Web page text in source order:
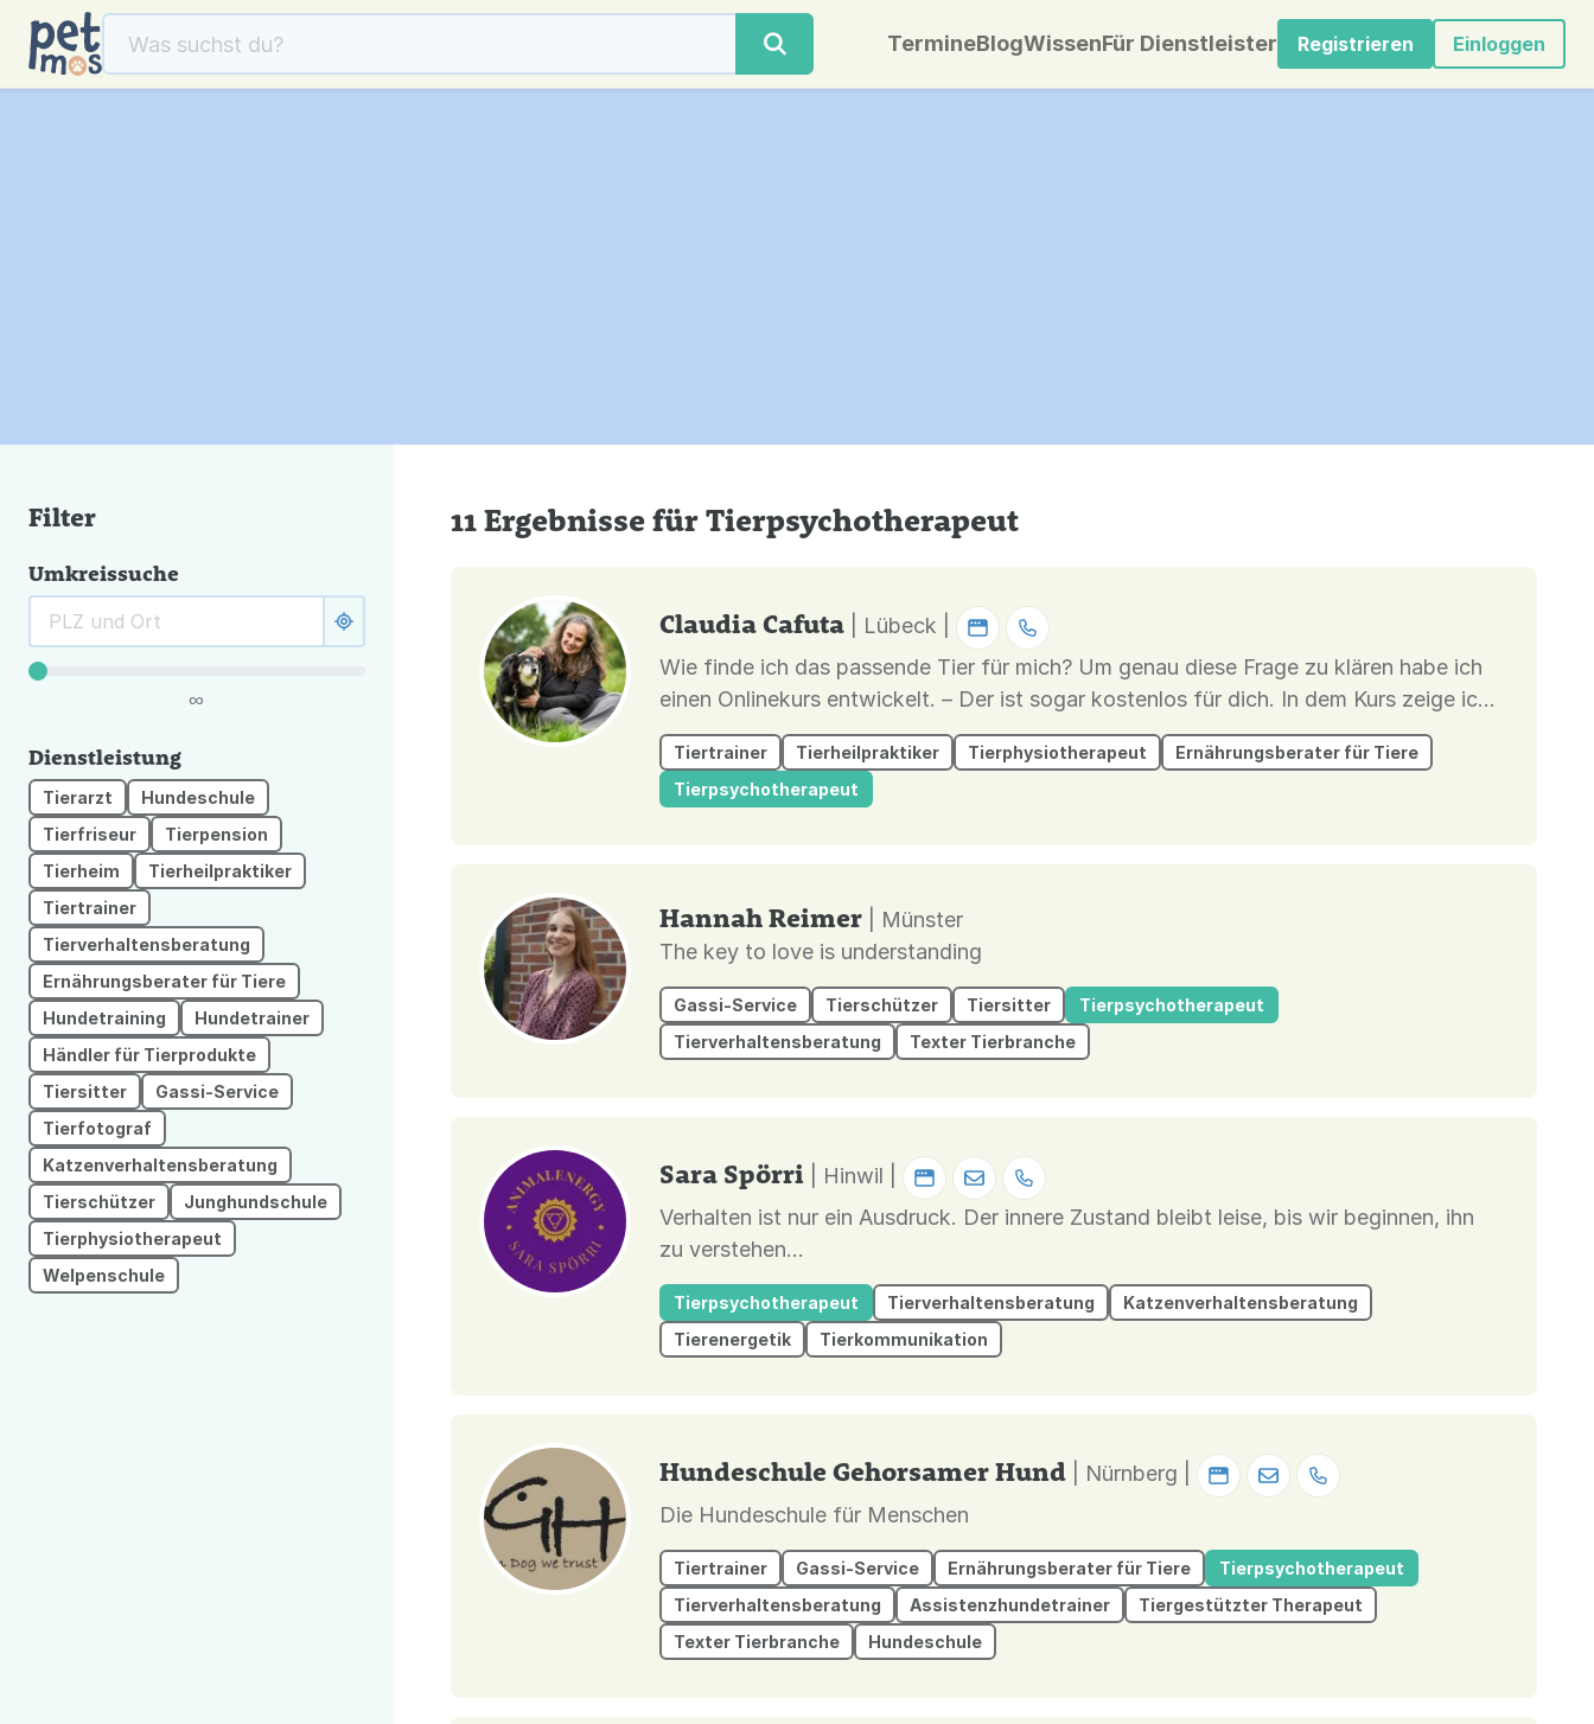
TermineBlogWissenFür Dienstleister Registrieren Einloggen
Filter
Umkreissuche
∞
Dienstleistung
Tierarzt
Hundeschule
Tierfriseur
Tierpension
Tierheim
Tierheilpraktiker
Tiertrainer
Tierverhaltensberatung
Ernährungsberater für Tiere
Hundetraining
Hundetrainer
Händler für Tierprodukte
Tiersitter
Gassi-Service
Tierfotograf
Katzenverhaltensberatung
Tierschützer
Junghundschule
Tierphysiotherapeut
Welpenschule
11 Ergebnisse für Tierpsychotherapeut
Claudia Cafuta
| Lübeck |
Wie finde ich das passende Tier für mich? Um genau diese Frage zu klären habe ich
einen Onlinekurs entwickelt. – Der ist sogar kostenlos für dich. In dem Kurs zeige ich
dir, wie du den passenden Hund in 6 Schritten finden kannst, statt Dauergebell und
Wohnungsverwüstung! Dabei schauen wir uns de...
Tiertrainer Tierheilpraktiker Tierphysiotherapeut
Ernährungsberater für Tiere
Tierpsychotherapeut
Hannah Reimer
| Münster
The key to love is understanding
Gassi-Service Tierschützer Tiersitter
Tierpsychotherapeut
Tierverhaltensberatung
Texter Tierbranche
Sara Spörri
| Hinwil |
Verhalten ist nur ein Ausdruck. Der innere Zustand bleibt leise, bis wir beginnen, ihn
zu verstehen...
Tierpsychotherapeut Tierverhaltensberatung
Katzenverhaltensberatung
Tierenergetik
Tierkommunikation
Hundeschule Gehorsamer Hund
| Nürnberg |
Die Hundeschule für Menschen
Tiertrainer Gassi-Service Ernährungsberater für Tiere
Tierpsychotherapeut
Tierverhaltensberatung
Assistenzhundetrainer
Tiergestützter Therapeut
Texter Tierbranche
Hundeschule